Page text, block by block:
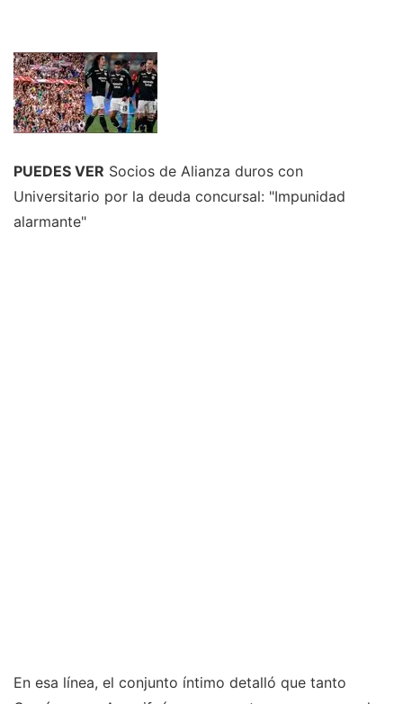
PUEDES VER Socios de Alianza duros con
Universitario por la deuda concursal: "Impunidad
alarmante"
En esa línea, el conjunto íntimo detalló que tanto